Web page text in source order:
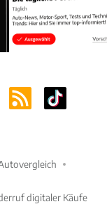
digitaler Käufe